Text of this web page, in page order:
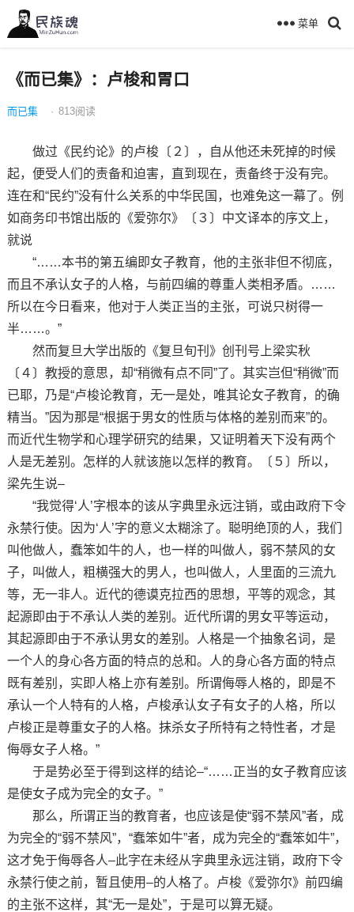
菜单
《而已集》：卢梭和胃口
而已集 · 813阅读
做过《民约论》的卢梭〔２〕，自从他还未死掉的时候
起，便受人们的责备和迫害，直到现在，责备终于没有完。
连在和“民约”没有什么关系的中华民国，也难免这一幕了。例
如商务印书馆出版的《爱弥尔》〔３〕中文译本的序文上，
就说
“……本书的第五编即女子教育，他的主张非但不彻底，
而且不承认女子的人格，与前四编的尊重人类相矛盾。……
所以在今日看来，他对于人类正当的主张，可说只树得一
半……。”
然而复旦大学出版的《复旦旬刊》创刊号上梁实秋
〔４〕教授的意思，却“稍微有点不同”了。其实岂但“稍微”而
已耶，乃是“卢梭论教育，无一是处，唯其论女子教育，的确
精当。”因为那是“根据于男女的性质与体格的差别而来”的。
而近代生物学和心理学研究的结果，又证明着天下没有两个
人是无差别。怎样的人就该施以怎样的教育。〔５〕所以，
梁先生说–
“我觉得‘人’字根本的该从字典里永远注销，或由政府下令
永禁行使。因为‘人’字的意义太糊涂了。聪明绝顶的人，我们
叫他做人，蠢笨如牛的人，也一样的叫做人，弱不禁风的女
子，叫做人，粗横强大的男人，也叫做人，人里面的三流九
等，无一非人。近代的德谟克拉西的思想，平等的观念，其
起源即由于不承认人类的差别。近代所谓的男女平等运动，
其起源即由于不承认男女的差别。人格是一个抽象名词，是
一个人的身心各方面的特点的总和。人的身心各方面的特点
既有差别，实即人格上亦有差别。所谓侮辱人格的，即是不
承认一个人特有的人格，卢梭承认女子有女子的人格，所以
卢梭正是尊重女子的人格。抹杀女子所特有之特性者，才是
侮辱女子人格。”
于是势必至于得到这样的结论–“……正当的女子教育应该
是使女子成为完全的女子。”
那么，所谓正当的教育者，也应该是使“弱不禁风”者，成
为完全的“弱不禁风”，“蠢笨如牛”者，成为完全的“蠢笨如牛”，
这才免于侮辱各人–此字在未经从字典里永远注销，政府下令
永禁行使之前，暂且使用–的人格了。卢梭《爱弥尔》前四编
的主张不这样，其“无一是处”，于是可以算无疑。